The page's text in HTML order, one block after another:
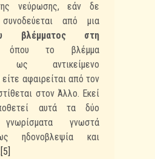
νεύρωσης, εάν δε
από μια
βλέμματος στη
το βλέμμα
ως αντικείμενο
αφαιρείται από τον
στον Άλλο. Εκεί
αυτά τα δύο
γνωρίσματα γνωστά
ηδονοβλεψία και
[5]